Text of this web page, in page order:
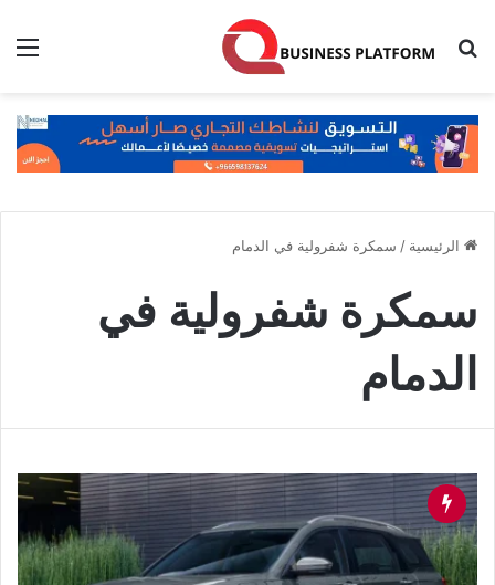
بحث عن
الرئيسية / سمكرة شفرولية في الدمام
سمكرة شفرولية في
الدمام